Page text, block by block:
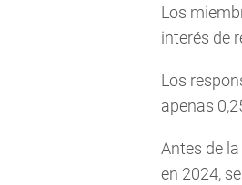
Los
interés de
Los
apenas
Antes de
en 2024,